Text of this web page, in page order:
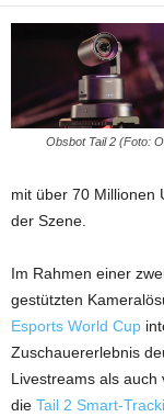
Obsbot Tail 2 (Foto:
mit über 70 Millionen
der Szene.
Im Rahmen einer
gestützten
Esports World Cup
Zuschauererlebnis
Livestreams als
die Tail 2 Smart-